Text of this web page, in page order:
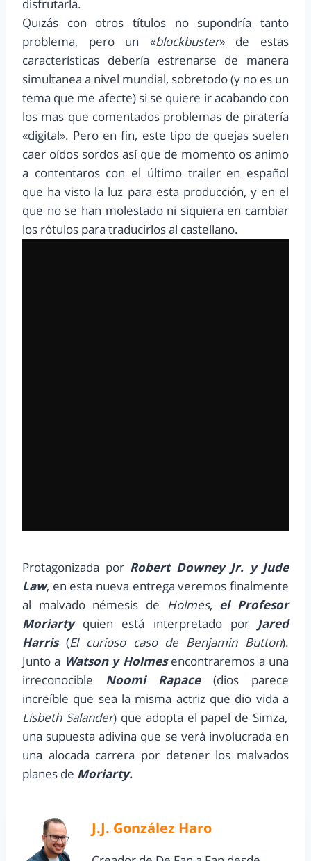
disfrutarla.
Quizás con otros títulos no supondría tanto
problema, pero un «blockbuster» de estas
características debería estrenarse de manera
simultanea a nivel mundial, sobretodo (y no es un
tema que me afecte) si se quiere ir acabando con
los mas que comentados problemas de piratería
«digital». Pero en fin, este tipo de quejas suelen
caer oídos sordos así que de momento os animo
a contentaros con el último trailer en español
que ha visto la luz para esta producción, y en el
que no se han molestado ni siquiera en cambiar
los rótulos para traducirlos al castellano.
Protagonizada por Robert Downey Jr. y Jude
Law, en esta nueva entrega veremos finalmente
al malvado némesis de Holmes, el Profesor
Moriartyquien está interpretado por Jared
Harris(El curioso caso de Benjamin Button).
Junto a Watson y Holmesencontraremos a una
irreconocible Noomi Rapace(dios parece
increíble que sea la misma actriz que dio vida a
Lisbeth Salander) que adopta el papel de Simza,
una supuesta adivina que se verá involucrada en
una alocada carrera por detener los malvados
planes de Moriarty.
J.J. González Haro